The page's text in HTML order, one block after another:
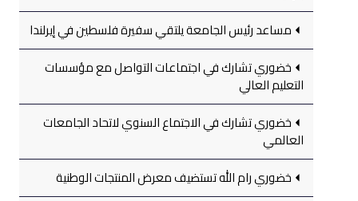
مساعد رئيس الجامعة يلتقي سفيرة فلسطين في إيرلندا
خضوري تشارك في اجتماعات التواصل مع مؤسسات
التعليم العالي
خضوري تشارك في الاجتماع السنوي لاتحاد الجامعات
العالمي
خضوري رام الله تستضيف معرض المنتجات الوطنية